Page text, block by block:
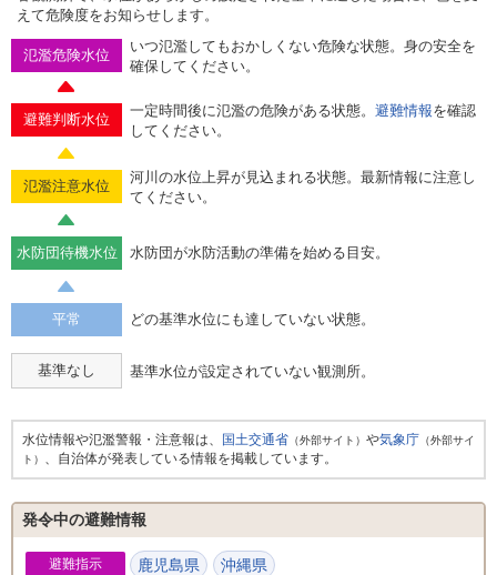
えて危険度をお知らせします。
氾濫危険水位
いつ氾濫してもおかしくない危険な状態。身の安全を
確保してください。
避難判断水位
一定時間後に氾濫の危険がある状態。 避難情報を確認
してください。
氾濫注意水位
河川の水位上昇が見込まれる状態。最新情報に注意し
てください。
水防団待機水位 水防団が水防活動の準備を始める目安。
平常 どの基準水位にも達していない状態。
基準なし 基準水位が設定されていない観測所。
水位情報や氾濫警報・注意報は、 国土交通省 （外部サイト） や気象庁 （外部サイ
ト） 、自治体が発表している情報を掲載しています。
発令中の避難情報
避難指示 鹿児島県 沖縄県